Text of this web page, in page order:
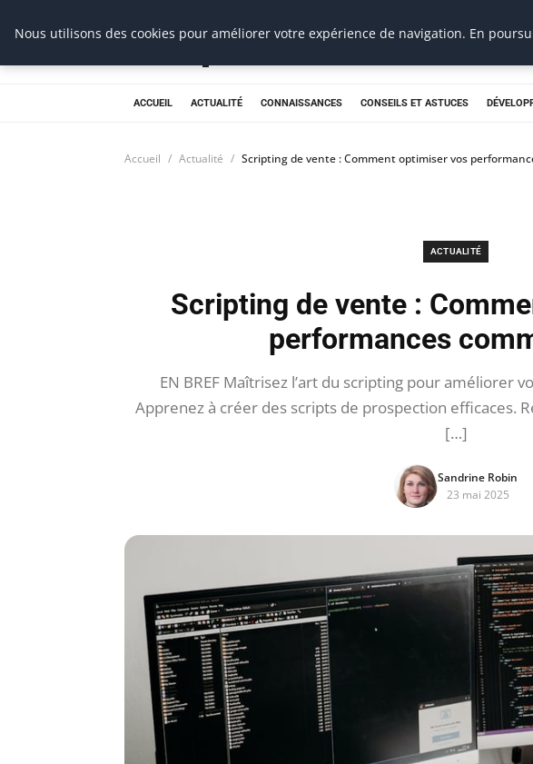
Prospection Pro
ACCUEIL ACTUALITÉ CONNAISSANCES CONSEILS ET ASTUCES
Accueil Actualité Scripting de vente : Comment optimiser vos
ACTUALITÉ
Scripting de vente :
performances
EN BREF Maîtrisez l’art du scripting pour améliorer
Apprenez à créer des scripts de prospection efficaces.
[…]
Sandrine Robin
23 mai 2025
Nous utilisons des cookies pour améliorer votre expérience de navigation. En